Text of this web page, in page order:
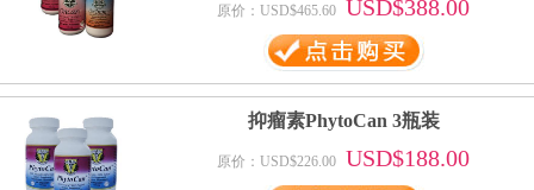
原价：USD$465.60 USD$388.00
抑瘤素PhytoCan 3瓶装
原价：USD$226.00 USD$188.00